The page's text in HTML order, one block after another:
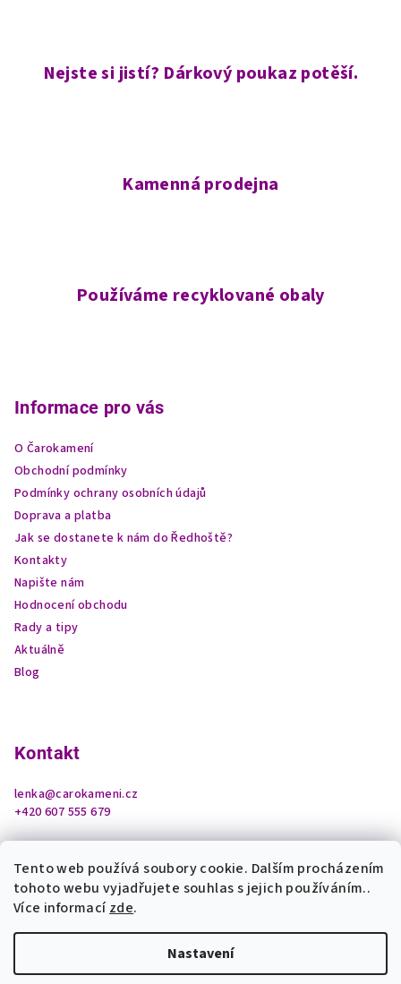
Tento web používá soubory cookie. Dalším procházením
tohoto webu vyjadřujete souhlas s jejich používáním..
Více informacízde.
Nastavení
Nejste si jistí? Dárkový poukaz potěší.
Kamenná prodejna
Používáme recyklované obaly
Informace pro vás
O Čarokamení
Obchodní podmínky
Podmínky ochrany osobních údajů
Doprava a platba
Jak se dostanete k nám do Ředhoště?
Kontakty
Napište nám
Hodnocení obchodu
Rady a tipy
Aktuálně
Blog
Kontakt
lenka@carokameni.cz
+420 607 555 679